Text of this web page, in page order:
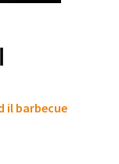
il barbecue